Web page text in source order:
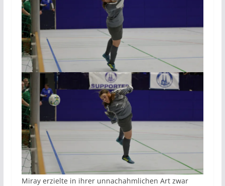
Miray erzielte in ihrer unnachahmlichen Art zwar